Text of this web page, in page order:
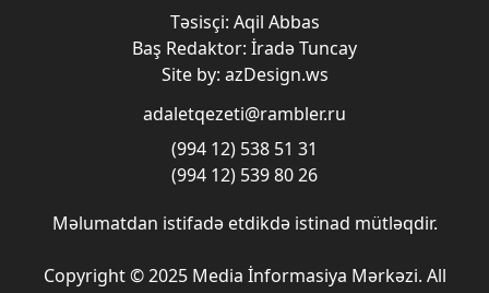
Təsisçi: Aqil Abbas
Baş Redaktor: İradə Tuncay
Site by: azDesign.ws
adaletqezeti@rambler.ru
(994 12) 538 51 31
(994 12) 539 80 26
Məlumatdan istifadə etdikdə istinad mütləqdir.
Copyright © 2025 Media İnformasiya Mərkəzi. All